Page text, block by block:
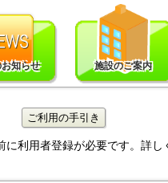
知らせ 施設のご案内
に利用者登録が必要です。詳し